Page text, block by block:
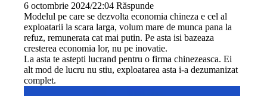
6 octombrie 2024/22:04 Răspunde
Modelul pe care se dezvolta economia chineza e cel al
exploatarii la scara larga, volum mare de munca pana la
refuz, remunerata cat mai putin. Pe asta isi bazeaza
cresterea economia lor, nu pe inovatie.
La asta te astepti lucrand pentru o firma chinezeasca. Ei
alt mod de lucru nu stiu, exploatarea asta i-a dezumanizat
complet.